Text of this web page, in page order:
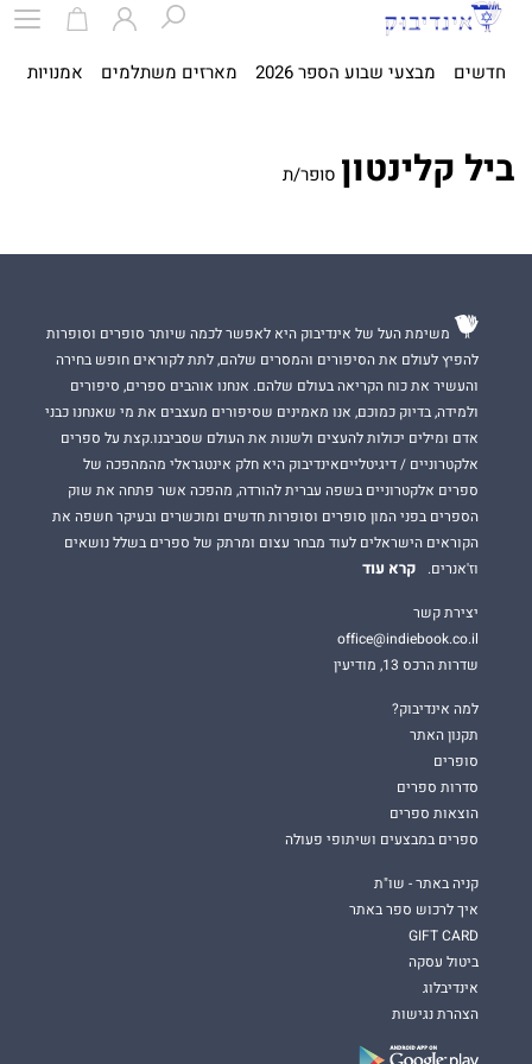
חדשים מבצעי שבוע הספר 2026 מארזים משתלמים אמנויות
ביל קלינטון סופר/ת
משימת העל של אינדיבוק היא לאפשר לכמה שיותר סופרים וסופרות
להפיץ לעולם את הסיפורים והמסרים שלהם, לתת לקוראים חופש בחירה
והעשיר את כוח הקריאה בעולם שלהם. אנחנו אוהבים ספרים, סיפורים
ולמידה, בדיוק כמוכם, אנו מאמינים שסיפורים מעצבים את מי שאנחנו כבני
אדם ומילים יכולות להעצים ולשנות את העולם שסביבנו.קצת על ספרים
אלקטרוניים / דיגיטלייםאינדיבוק היא חלק אינטגראלי מהמהפכה של
ספרים אלקטרוניים בשפה עברית להורדה, מהפכה אשר פתחה את שוק
הספרים בפני המון סופרים וסופרות חדשים ומוכשרים ובעיקר חשפה את
הקוראים הישראלים לעוד מבחר עצום ומרתק של ספרים בשלל נושאים
וז'אנרים.
קרא עוד
יצירת קשר
office@indiebook.co.il
שדרות הרכס 13, מודיעין
למה אינדיבוק?
תקנון האתר
סופרים
סדרות ספרים
הוצאות ספרים
ספרים במבצעים ושיתופי פעולה
קניה באתר - שו"ת
איך לרכוש ספר באתר
GIFT CARD
ביטול עסקה
אינדיבלוג
הצהרת נגישות